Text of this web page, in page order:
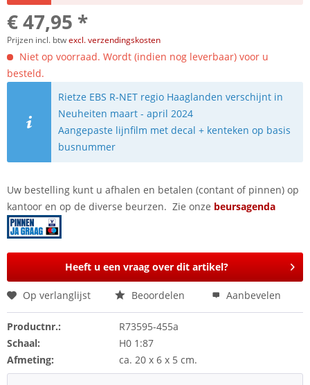
€ 47,95 *
Prijzen incl. btwexcl. verzendingskosten
Niet op voorraad. Wordt (indien nog leverbaar) voor u
besteld.
Rietze EBS R-NET regio Haaglanden verschijnt in
Neuheiten maart - april 2024
Aangepaste lijnfilm met decal + kenteken op basis
busnummer
Uw bestelling kunt u afhalen en betalen (contant of pinnen) op
kantoor en op de diverse beurzen. Zie onze beursagenda
Heeft u een vraag over dit artikel?
Op verlanglijst Beoordelen Aanbevelen
Productnr.:
R73595-455a
Schaal:
H0 1:87
Afmeting:
ca. 20 x 6 x 5 cm.